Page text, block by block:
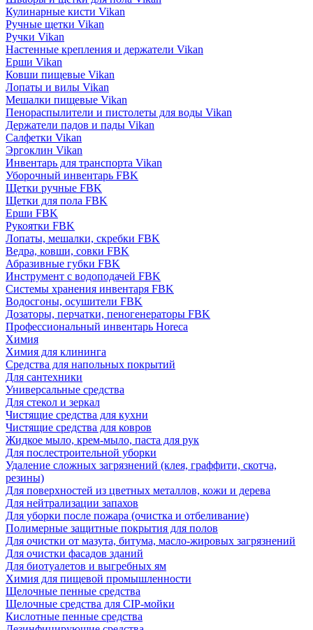
Кулинарные кисти Vikan
Ручные щетки Vikan
Ручки Vikan
Настенные крепления и держатели Vikan
Ерши Vikan
Ковши пищевые Vikan
Лопаты и вилы Vikan
Мешалки пищевые Vikan
Пенораспылители и пистолеты для воды Vikan
Держатели падов и пады Vikan
Салфетки Vikan
Эргоклин Vikan
Инвентарь для транспорта Vikan
Уборочный инвентарь FBK
Щетки ручные FBK
Щетки для пола FBK
Ерши FBK
Рукоятки FBK
Лопаты, мешалки, скребки FBK
Ведра, ковши, совки FBK
Абразивные губки FBK
Инструмент с водоподачей FBK
Системы хранения инвентаря FBK
Водосгоны, осушители FBK
Дозаторы, перчатки, пеногенераторы FBK
Профессиональный инвентарь Horeca
Химия
Химия для клининга
Средства для напольных покрытий
Для сантехники
Универсальные средства
Для стекол и зеркал
Чистящие средства для кухни
Чистящие средства для ковров
Жидкое мыло, крем-мыло, паста для рук
Для послестроительной уборки
Удаление сложных загрязнений (клея, граффити, скотча,
резины)
Для поверхностей из цветных металлов, кожи и дерева
Для нейтрализации запахов
Для уборки после пожара (очистка и отбеливание)
Полимерные защитные покрытия для полов
Для очистки от мазута, битума, масло-жировых загрязнений
Для очистки фасадов зданий
Для биотуалетов и выгребных ям
Химия для пищевой промышленности
Щелочные пенные средства
Щелочные средства для CIP-мойки
Кислотные пенные средства